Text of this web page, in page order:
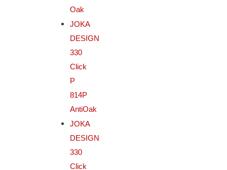
Oak
JOKA
DESIGN
330
Click
P
814P
AntiOak
JOKA
DESIGN
330
Click